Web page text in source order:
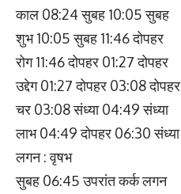
काल 08:24 सुबह 10:05 सुबह
शुभ 10:05 सुबह 11:46 दोपहर
रोग 11:46 दोपहर 01:27 दोपहर
उद्देग 01:27 दोपहर 03:08 दोपहर
चर 03:08 संध्या 04:49 संध्या
लाभ 04:49 दोपहर 06:30 संध्या
लगन : वृषभ
सुबह 06:45 उपरांत कर्क लगन